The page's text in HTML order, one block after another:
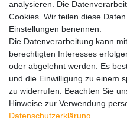
Versandinfos
FAQ
Ersatzteile
Registrieren
Wir versenden mit
analysieren. Die
Cookies. Wir teilen diese
Einstellungen benennen.
Die Datenverarbeitung kann
berechtigten Interesses
oder abgelehnt werden. Es
und die Einwilligung zu einem
zu widerrufen. Beachten Sie
Hinweise zur Verwendung
Daten­schutz­erklärung